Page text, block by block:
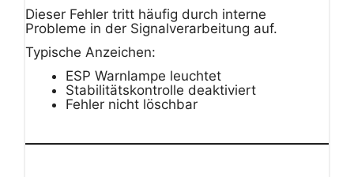
Dieser Fehler tritt häufig durch interne
Probleme in der Signalverarbeitung auf.
Typische Anzeichen:
ESP Warnlampe leuchtet
Stabilitätskontrolle deaktiviert
Fehler nicht löschbar